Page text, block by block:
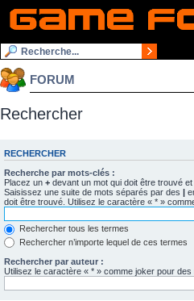
FORUM
Rechercher
RECHERCHER
Recherche par mots-clés :
Placez un + devant un mot qui doit être trouvé et
Saisissez une suite de mots séparés par des |
doit être trouvé. Utilisez le caractère « * »
Rechercher tous les termes
Rechercher n’importe lequel de ces termes
Rechercher par auteur :
Utilisez le caractère « * » comme joker pour des